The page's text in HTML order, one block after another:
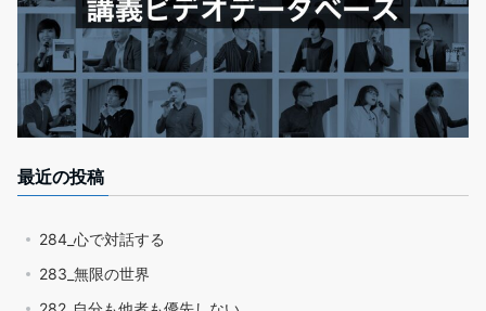
最近の投稿
284_心で対話する
283_無限の世界